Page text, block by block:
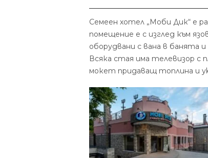
Семеен хотел „Моби Дик“ е
помещение е с изглед към
оборудвани с вана в банята
Всяка стая има телевизор с
мокет придаващ топлина и